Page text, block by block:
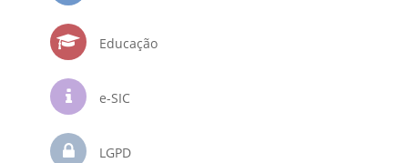
Educação
e-SIC
LGPD